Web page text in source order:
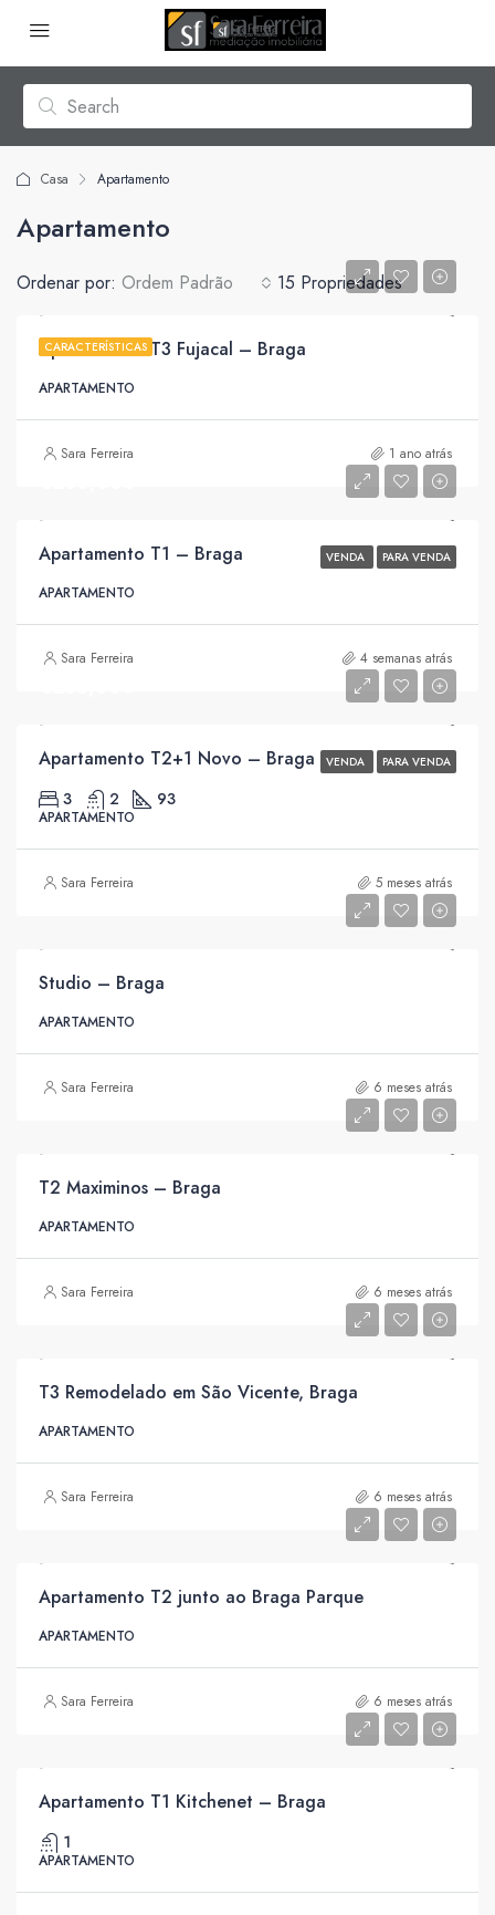
Casa Apartamento
Apartamento
15 Propriedades
Ordenar por: Ordem Padrão
CARACTERÍSTICAS
Apartamento T3 Fujacal – Braga
APARTAMENTO
Sara Ferreira 1 ano atrás
VENDA PARA VENDA
Apartamento T1 – Braga
APARTAMENTO
Sara Ferreira 4 semanas atrás
VENDA PARA VENDA
Apartamento T2+1 Novo – Braga
3 2 93
APARTAMENTO
Sara Ferreira 5 meses atrás
Studio – Braga
APARTAMENTO
Sara Ferreira 6 meses atrás
T2 Maximinos – Braga
APARTAMENTO
Sara Ferreira 6 meses atrás
T3 Remodelado em São Vicente, Braga
APARTAMENTO
Sara Ferreira 6 meses atrás
Apartamento T2 junto ao Braga Parque
APARTAMENTO
Sara Ferreira 6 meses atrás
Apartamento T1 Kitchenet – Braga
1
APARTAMENTO